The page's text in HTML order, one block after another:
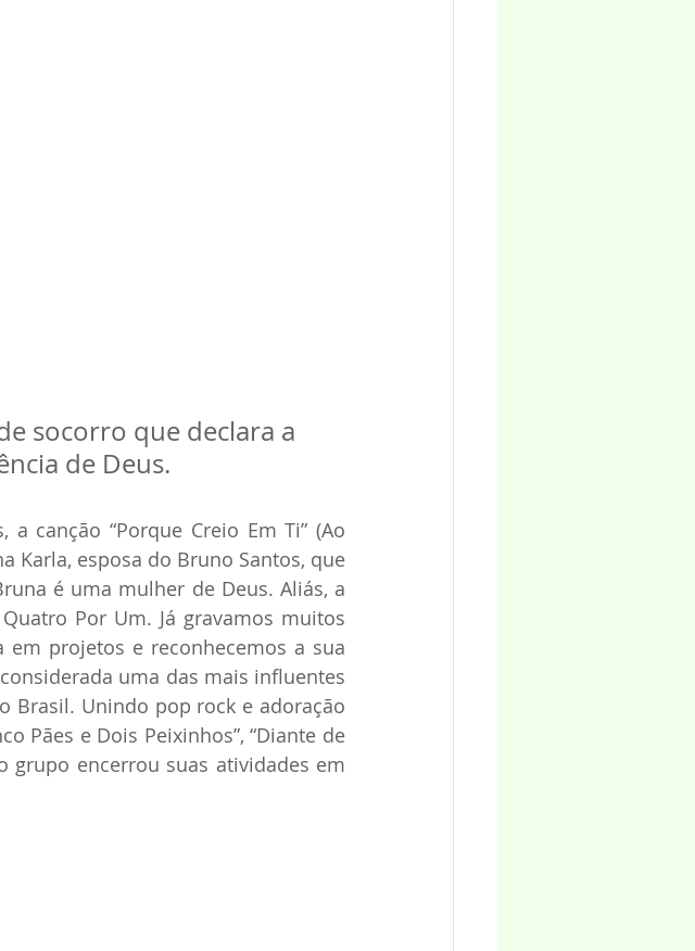
socorro que declara a
de Deus.
canção “Porque Creio Em Ti” (Ao
Karla, esposa do Bruno Santos, que
é uma mulher de Deus. Aliás, a
Por Um. Já gravamos muitos
projetos e reconhecemos a sua
uma das mais influentes
Brasil. Unindo pop rock e adoração
Pães e Dois Peixinhos”, “Diante de
grupo encerrou suas atividades em